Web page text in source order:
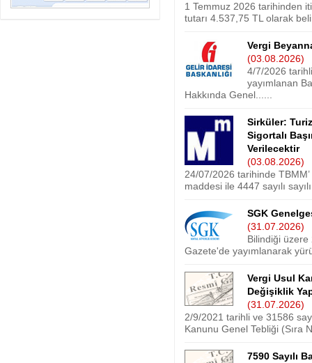
1 Temmuz 2026 tarihinden
tutarı 4.537,75 TL olarak
Vergi
(03.08.2026)
4/7/2026
yayımlanan
Hakkında Genel......
Sirküler:
Sigortalı
Verilecektir
(03.08.2026)
24/07/2026 tarihinde
maddesi ile 4447 sayılı
SGK
(31.07.2026)
Bilindiği üzere
Gazete'de yayımlanarak
Vergi Usul
Değişiklik
(31.07.2026)
2/9/2021 tarihli ve 31586
Kanunu Genel Tebliği (Sıra
7590 Sayılı